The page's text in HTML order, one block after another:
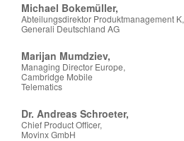
Michael Bokemüller,
Abteilungsdirektor Produktmanagement K,
Generali Deutschland AG
Marijan Mumdziev,
Managing Director Europe,
Cambridge Mobile
Telematics
Dr. Andreas Schroeter,
Chief Product Officer,
Movinx GmbH